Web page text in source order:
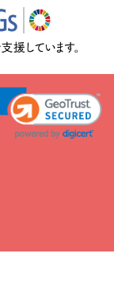
贈るときのマナー・
誕生日のお花を「色
出産祝いお役立ち情
ナー総まとめ
職
祝いの花 選び方ガイ
減 / SDGsを考える